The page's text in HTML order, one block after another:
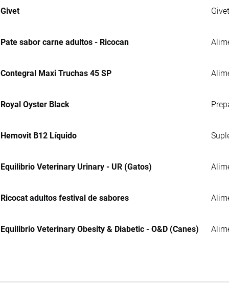
Givet
Pate sabor carne adultos - Ricocan
Contegral Maxi Truchas 45 SP
Royal Oyster Black
Hemovit B12 Líquido
Equilibrio Veterinary Urinary - UR (Gatos)
Ricocat adultos festival de sabores
Equilibrio Veterinary Obesity & Diabetic - O&D (Canes)